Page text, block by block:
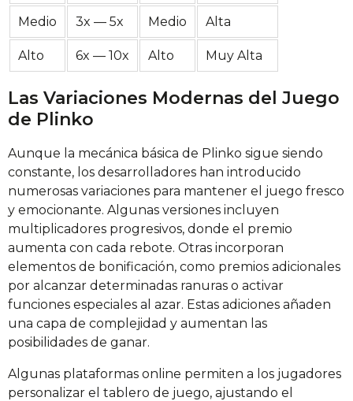
Medio 3x — 5x Medio Alta
Alto 6x — 10x Alto Muy Alta
Las Variaciones Modernas del Juego
de Plinko
Aunque la mecánica básica de Plinko sigue siendo
constante, los desarrolladores han introducido
numerosas variaciones para mantener el juego fresco
y emocionante. Algunas versiones incluyen
multiplicadores progresivos, donde el premio
aumenta con cada rebote. Otras incorporan
elementos de bonificación, como premios adicionales
por alcanzar determinadas ranuras o activar
funciones especiales al azar. Estas adiciones añaden
una capa de complejidad y aumentan las
posibilidades de ganar.
Algunas plataformas online permiten a los jugadores
personalizar el tablero de juego, ajustando el